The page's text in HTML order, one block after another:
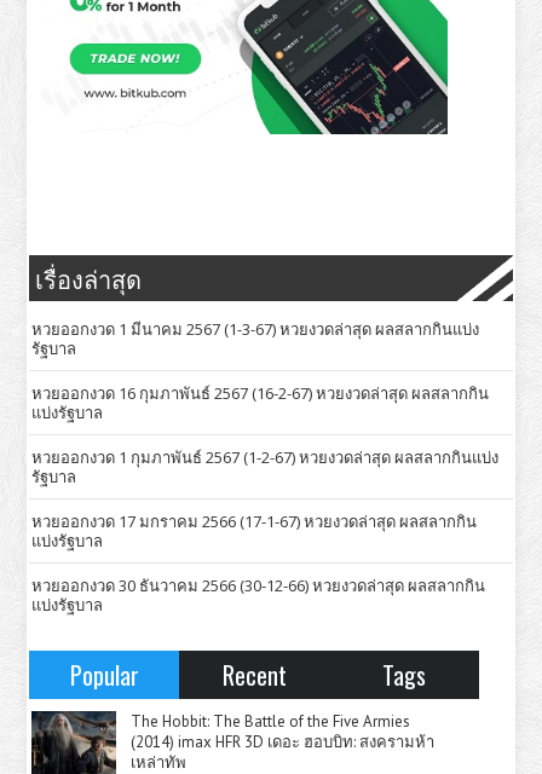
เรื่องล่าสุด
หวยออกงวด 1 มีนาคม 2567 (1-3-67) หวยงวดล่าสุด ผลสลากกินแบ่ง
รัฐบาล
หวยออกงวด 16 กุมภาพันธ์ 2567 (16-2-67) หวยงวดล่าสุด ผลสลากกิน
แบ่งรัฐบาล
หวยออกงวด 1 กุมภาพันธ์ 2567 (1-2-67) หวยงวดล่าสุด ผลสลากกินแบ่ง
รัฐบาล
หวยออกงวด 17 มกราคม 2566 (17-1-67) หวยงวดล่าสุด ผลสลากกิน
แบ่งรัฐบาล
หวยออกงวด 30 ธันวาคม 2566 (30-12-66) หวยงวดล่าสุด ผลสลากกิน
แบ่งรัฐบาล
Popular Recent Tags
The Hobbit: The Battle of the Five Armies
(2014) imax HFR 3D เดอะ ฮอบบิท: สงครามห้า
เหล่าทัพ